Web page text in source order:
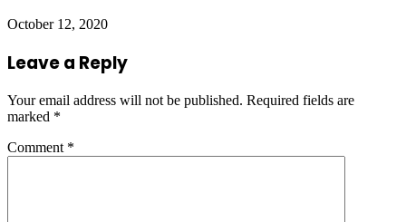
October 12, 2020
Leave a Reply
Your email address will not be published. Required fields are
marked *
Comment *